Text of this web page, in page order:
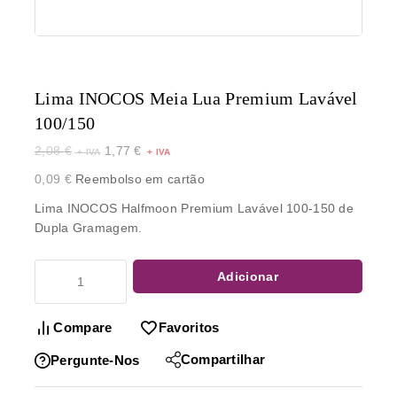
Lima INOCOS Meia Lua Premium Lavável
100/150
2,08€ 1,77€
0,09 €Reembolso em cartão
Lima INOCOS Halfmoon Premium Lavável 100-150 de
Dupla Gramagem.
Adicionar
Compare Favoritos
Pergunte-Nos Compartilhar